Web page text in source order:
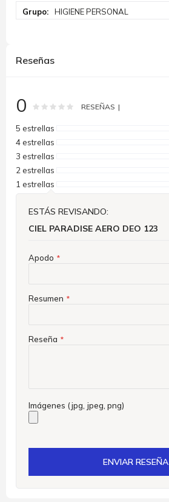
HIGIENE PERSONAL
Reseñas
0 Rating: % of100
RESEÑAS
5 estrellas
4 estrellas
3 estrellas
2 estrellas
1 estrellas
ESTÁS REVISANDO:
CIEL PARADISE AERO DEO 123
Apodo
Resumen
Reseña
Imágenes (jpg, jpeg, png)
ENVIAR RESEÑA